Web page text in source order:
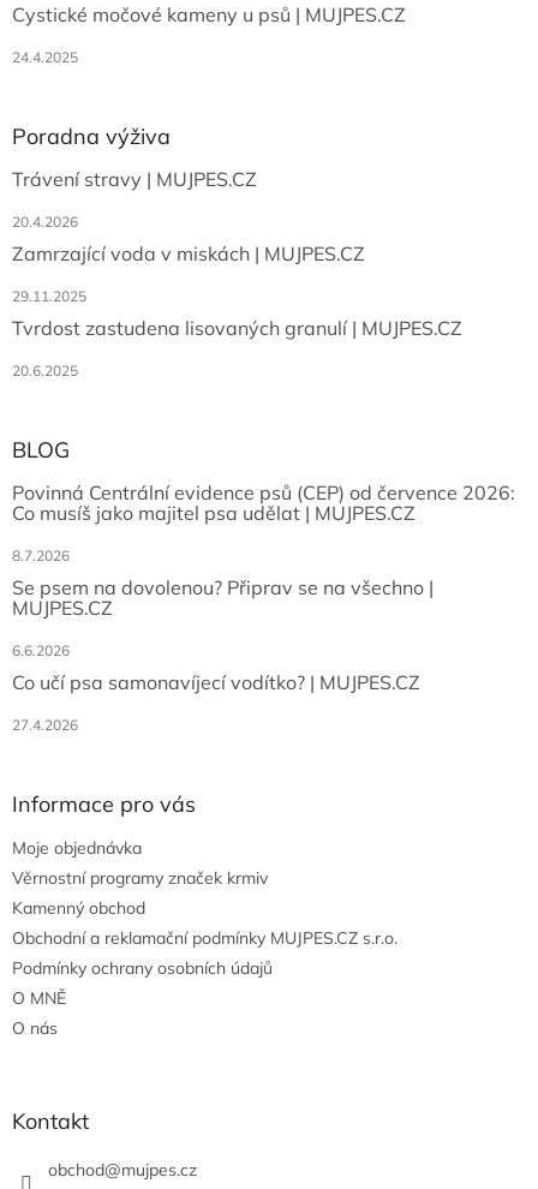
Cystické močové kameny u psů | MUJPES.CZ
24.4.2025
Poradna výživa
Trávení stravy | MUJPES.CZ
20.4.2026
Zamrzající voda v miskách | MUJPES.CZ
29.11.2025
Tvrdost zastudena lisovaných granulí | MUJPES.CZ
20.6.2025
BLOG
Povinná Centrální evidence psů (CEP) od července 2026:
Co musíš jako majitel psa udělat | MUJPES.CZ
8.7.2026
Se psem na dovolenou? Připrav se na všechno |
MUJPES.CZ
6.6.2026
Co učí psa samonavíjecí vodítko? | MUJPES.CZ
27.4.2026
Informace pro vás
Moje objednávka
Věrnostní programy značek krmiv
Kamenný obchod
Obchodní a reklamační podmínky MUJPES.CZ s.r.o.
Podmínky ochrany osobních údajů
O MNĚ
O nás
Kontakt
obchod@mujpes.cz